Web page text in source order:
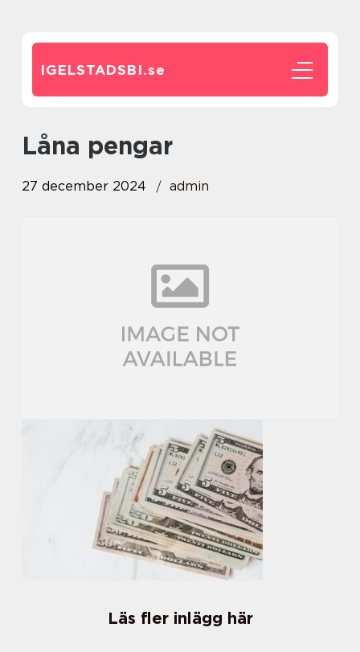
IGELSTADSBI.se
låna pengar
27 december 2024 admin
Läs fler inlägg här